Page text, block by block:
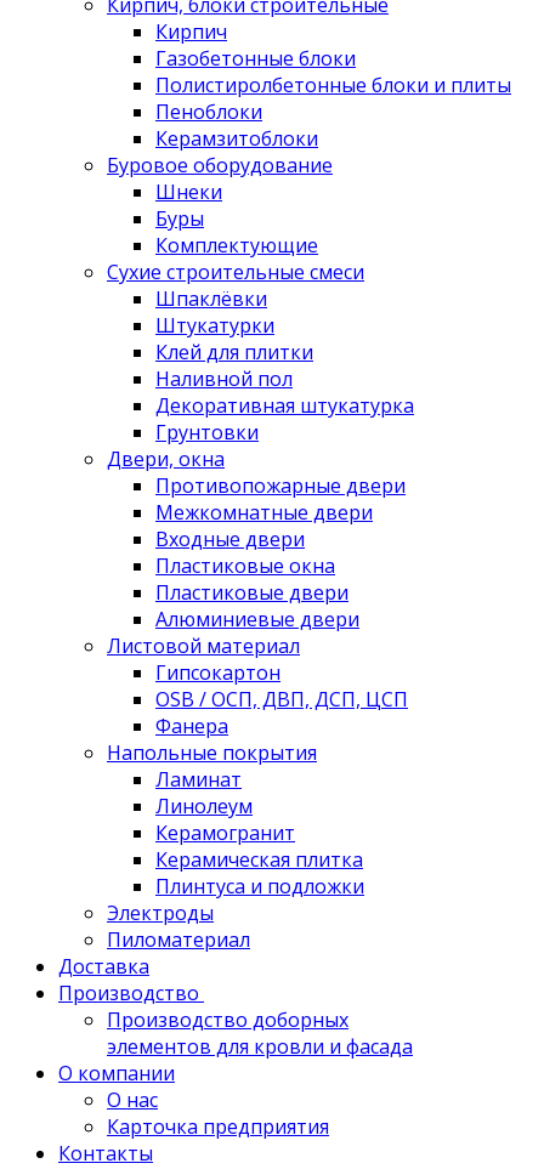
Кирпич
Газобетонные блоки
Полистиролбетонные блоки и плиты
Пеноблоки
Керамзитоблоки
Буровое оборудование
Шнеки
Буры
Комплектующие
Сухие строительные смеси
Шпаклёвки
Штукатурки
Клей для плитки
Наливной пол
Декоративная штукатурка
Грунтовки
Двери, окна
Противопожарные двери
Межкомнатные двери
Входные двери
Пластиковые окна
Пластиковые двери
Алюминиевые двери
Листовой материал
Гипсокартон
OSB / ОСП, ДВП, ДСП, ЦСП
Фанера
Напольные покрытия
Ламинат
Линолеум
Керамогранит
Керамическая плитка
Плинтуса и подложки
Электроды
Пиломатериал
Доставка
Производство
Производство доборных
элементов для кровли и фасада
О компании
О нас
Карточка предприятия
Контакты